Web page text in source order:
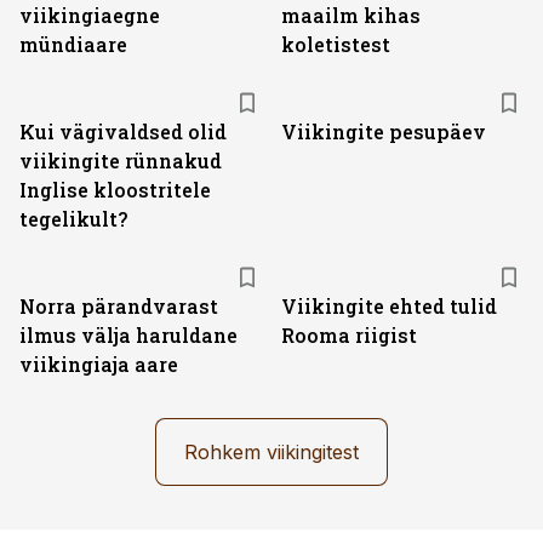
viikingiaegne
mündiaare
maailm kihas
koletistest
Kui vägivaldsed olid
viikingite rünnakud
Inglise kloostritele
tegelikult?
Viikingite pesupäev
Norra pärandvarast
ilmus välja haruldane
viikingiaja aare
Viikingite ehted tulid
Rooma riigist
Rohkem viikingitest